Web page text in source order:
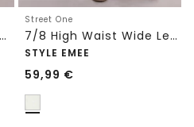
High Waist Barrel Leg Jeans im Loose Fit
Street One
7/8 High Waist Wide Leg Jeans im Loose Fit
STYLE EMEE
59,99 €